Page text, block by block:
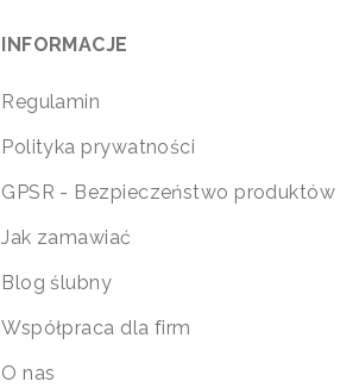
INFORMACJE
Regulamin
Polityka prywatności
GPSR - Bezpieczeństwo produktów
Jak zamawiać
Blog ślubny
Współpraca dla firm
O nas